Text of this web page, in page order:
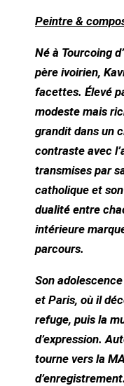
Peintre &
Né à Tourcoing
père ivoirien,
facettes. Élevé
modeste mais
grandit dans un
contraste avec
transmises par
catholique et
dualité entre
intérieure
parcours.
Son
et Paris, où il
refuge, puis la
d’expression.
tourne vers la